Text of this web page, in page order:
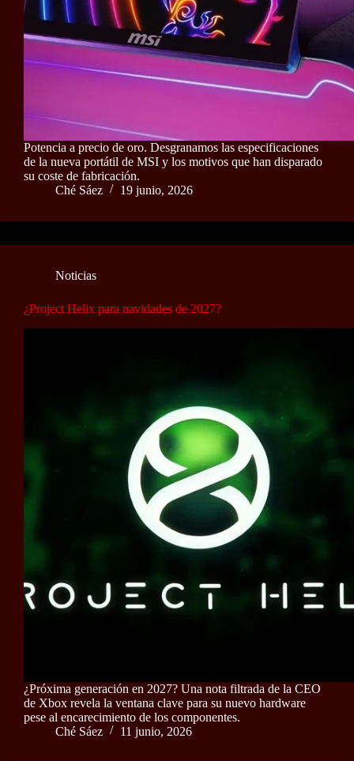
Potencia a precio de oro. Desgranamos las especificaciones
de la nueva portátil de MSI y los motivos que han disparado
su coste de fabricación.
Ché Sáez
19 junio, 2026
Noticias
¿Project Helix para navidades de 2027?
¿Próxima generación en 2027? Una nota filtrada de la CEO
de Xbox revela la ventana clave para su nuevo hardware
pese al encarecimiento de los componentes.
Ché Sáez
11 junio, 2026